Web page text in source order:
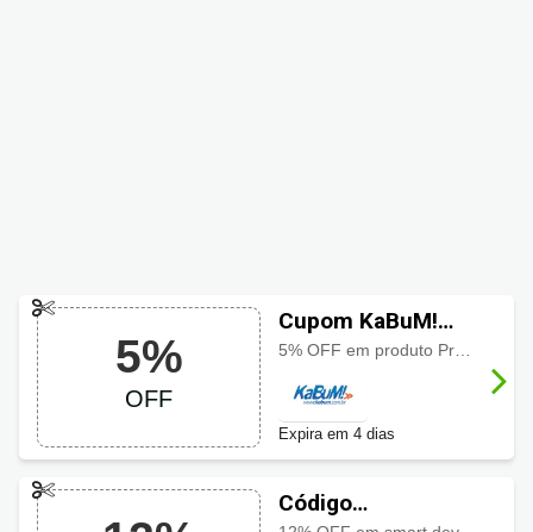
5%
OFF
Cupom KaBuM!
com 5% OFF
Expira em 4 dias
Código